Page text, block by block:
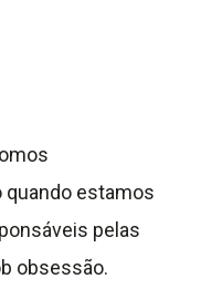
estamos
pelas
obsessão.